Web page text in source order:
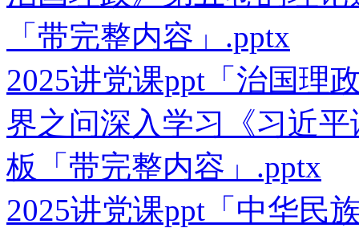
「带完整内容」.pptx
2025讲党课ppt「治国理
界之问深入学习《习近
板「带完整内容」.pptx
2025讲党课ppt「中华民